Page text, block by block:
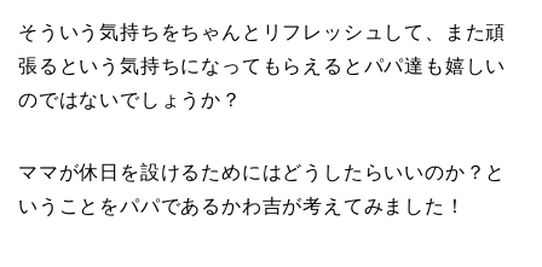
そういう気持ちをちゃんとリフレッシュして、また頑
張るという気持ちになってもらえるとパパ達も嬉しい
のではないでしょうか？
ママが休日を設けるためにはどうしたらいいのか？と
いうことをパパであるかわ吉が考えてみました！